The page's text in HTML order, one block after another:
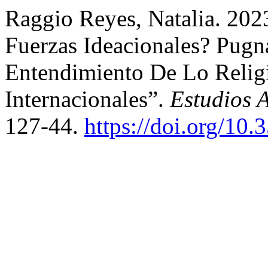
Raggio Reyes, Natalia.
Fuerzas Ideacionales?
Entendimiento De Lo
Internacionales”. Estudios
127-44. https://doi.org/